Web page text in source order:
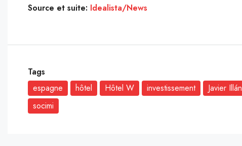
Source et suite: Idealista/News
Tags
espagne
hôtel Hôtel W investissement Javier Illán
socimi